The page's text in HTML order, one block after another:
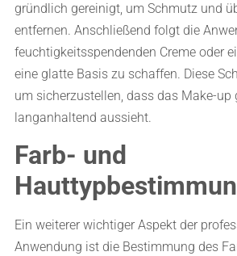
gründlich gereinigt, um Schmutz und
entfernen. Anschließend folgt die
feuchtigkeitsspendenden Creme oder
eine glatte Basis zu schaffen. Diese
um sicherzustellen, dass das Make-
langanhaltend aussieht.
Farb- und
Ein weiterer wichtiger Aspekt der
Anwendung ist die Bestimmung des